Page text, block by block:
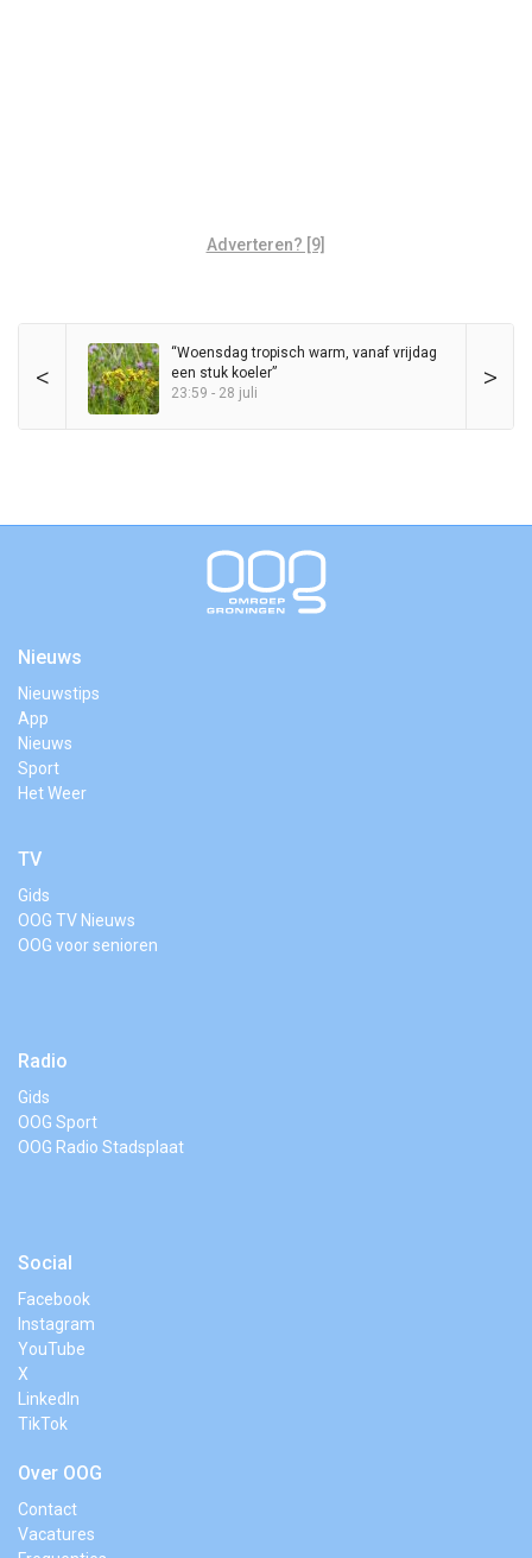
Adverteren? [9]
< >
“Woensdag tropisch warm, vanaf vrijdag
een stuk koeler”
23:59 - 28 juli
Nieuws
Nieuwstips
App
Nieuws
Sport
Het Weer
TV
Gids
OOG TV Nieuws
OOG voor senioren
Radio
Gids
OOG Sport
OOG Radio Stadsplaat
Social
Facebook
Instagram
YouTube
X
LinkedIn
TikTok
Over OOG
Contact
Vacatures